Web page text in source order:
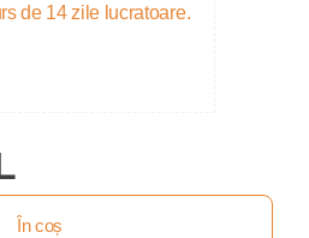
de 14 zile lucratoare.
În coș